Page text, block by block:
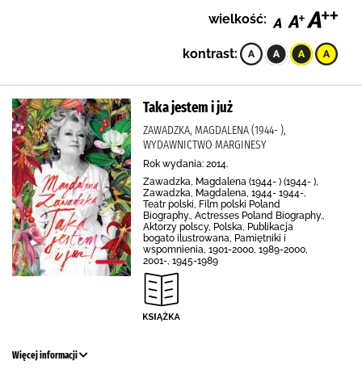
wielkość:
kontrast:
Taka jestem i już
ZAWADZKA, MAGDALENA (1944- ),
WYDAWNICTWO MARGINESY
Rok wydania: 2014.
Zawadzka, Magdalena (1944- ) (1944- ),
Zawadzka, Magdalena, 1944- 1944-,
Teatr polski, Film polski Poland
Biography., Actresses Poland Biography.,
Aktorzy polscy, Polska, Publikacja
bogato ilustrowana, Pamiętniki i
wspomnienia, 1901-2000, 1989-2000,
2001-, 1945-1989
Więcej informacji